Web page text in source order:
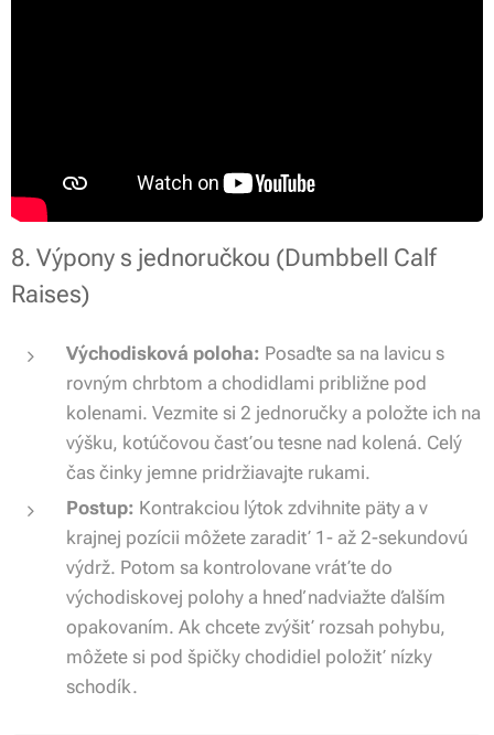
8. Výpony s jednoručkou (Dumbbell Calf
Raises)
Východisková poloha: Posaďte sa na lavicu s
rovným chrbtom a chodidlami približne pod
kolenami. Vezmite si 2 jednoručky a položte ich na
výšku, kotúčovou časťou tesne nad kolená. Celý
čas činky jemne pridržiavajte rukami.
Postup: Kontrakciou lýtok zdvihnite päty a v
krajnej pozícii môžete zaradiť 1- až 2-sekundovú
výdrž. Potom sa kontrolovane vráťte do
východiskovej polohy a hneď nadviažte ďalším
opakovaním. Ak chcete zvýšiť rozsah pohybu,
môžete si pod špičky chodidiel položiť nízky
schodík.